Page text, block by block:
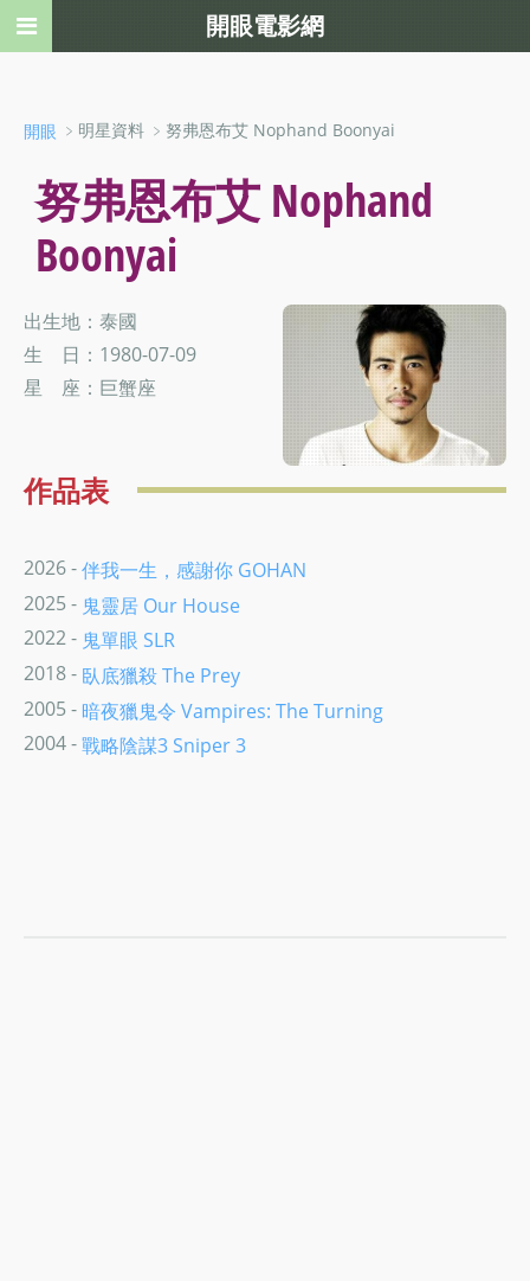
開眼 ﹥明星資料 ﹥努弗恩布艾 Nophand Boonyai
努弗恩布艾 Nophand
Boonyai
出生地：泰國
生 日：1980-07-09
星 座：巨蟹座
作品表
2026 -伴我一生，感謝你 GOHAN
2025 - 鬼靈居 Our House
2022 - 鬼單眼 SLR
2018 - 臥底獵殺 The Prey
2005 - 暗夜獵鬼令 Vampires: The Turning
2004 -戰略陰謀3 Sniper 3
開眼電影網